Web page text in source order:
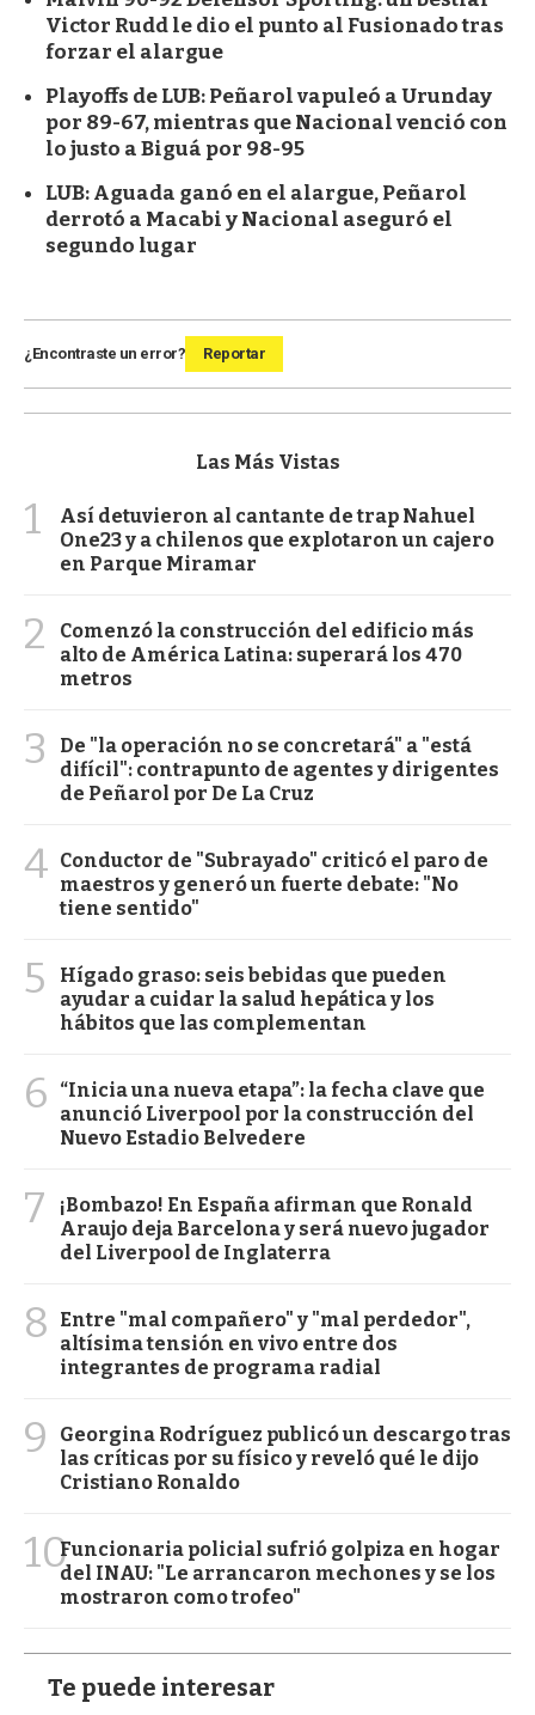
Victor Rudd le dio el punto al Fusionado tras
forzar el alargue
Playoffs de LUB: Peñarol vapuleó a Urunday
por 89-67, mientras que Nacional venció con
lo justo a Biguá por 98-95
LUB: Aguada ganó en el alargue, Peñarol
derrotó a Macabi y Nacional aseguró el
segundo lugar
¿Encontraste un error? Reportar
Las Más Vistas
1
Así detuvieron al cantante de trap Nahuel
One23 y a chilenos que explotaron un cajero
en Parque Miramar
2
Comenzó la construcción del edificio más
alto de América Latina: superará los 470
metros
3
De "la operación no se concretará" a "está
difícil": contrapunto de agentes y dirigentes
de Peñarol por De La Cruz
4 Conductor de "Subrayado" criticó el paro de
maestros y generó un fuerte debate: "No
tiene sentido"
5
Hígado graso: seis bebidas que pueden
ayudar a cuidar la salud hepática y los
hábitos que las complementan
6
“Inicia una nueva etapa”: la fecha clave que
anunció Liverpool por la construcción del
Nuevo Estadio Belvedere
7
¡Bombazo! En España afirman que Ronald
Araujo deja Barcelona y será nuevo jugador
del Liverpool de Inglaterra
8
Entre "mal compañero" y "mal perdedor",
altísima tensión en vivo entre dos
integrantes de programa radial
9
Georgina Rodríguez publicó un descargo tras
las críticas por su físico y reveló qué le dijo
Cristiano Ronaldo
10Funcionaria policial sufrió golpiza en hogar
del INAU: "Le arrancaron mechones y se los
mostraron como trofeo"
Te puede interesar